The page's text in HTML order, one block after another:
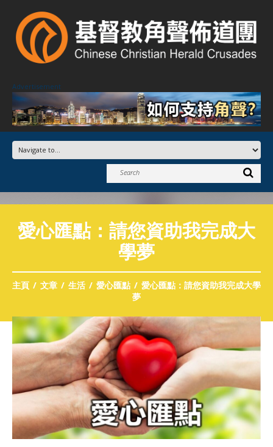
Advertisement
愛心匯點：請您資助我完成大
學夢
主頁 文章 生活 愛心匯點
愛心匯點：請您資助我完成大學
夢